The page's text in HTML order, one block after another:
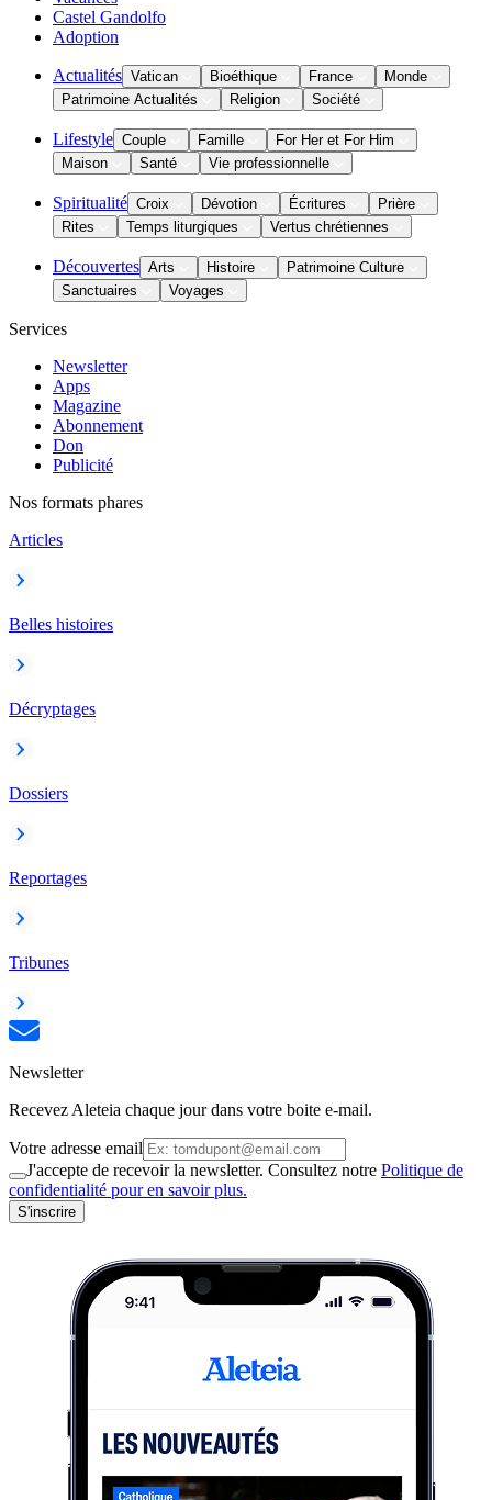
Castel Gandolfo
Adoption
Actualités Vatican Bioéthique France
Monde
Patrimoine Actualités
Religion Société
Lifestyle Couple Famille
For Her et For Him
Maison
Santé Vie professionnelle
Spiritualité Croix Dévotion Écritures
Prière
Rites
Temps liturgiques Vertus chrétiennes
Découvertes Arts Histoire
Patrimoine Culture
Sanctuaires
Voyages
Services
Newsletter
Apps
Magazine
Abonnement
Don
Publicité
Nos formats phares
Articles
Belles histoires
Décryptages
Dossiers
Reportages
Tribunes
Newsletter
Recevez Aleteia chaque jour dans votre boite e-mail.
Votre adresse email
J'accepte de recevoir la newsletter. Consultez notre Politique de
confidentialité pour en savoir plus.
S'inscrire